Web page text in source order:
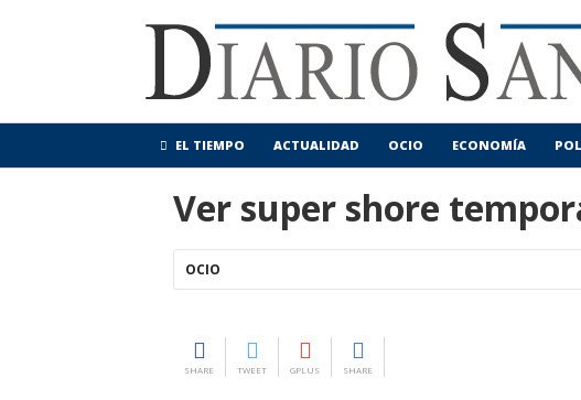
EL TIEMPO ACTUALIDAD OCIO ECONOMÍA
Ver super shore
OCIO
SHARE TWEET GPLUS SHARE